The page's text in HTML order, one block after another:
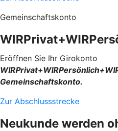
Gemeinschaftskonto
Eröffnen Sie Ihr Girokonto
Gemeinschaftskonto.
Zur Abschlussstrecke
Neukunde werden